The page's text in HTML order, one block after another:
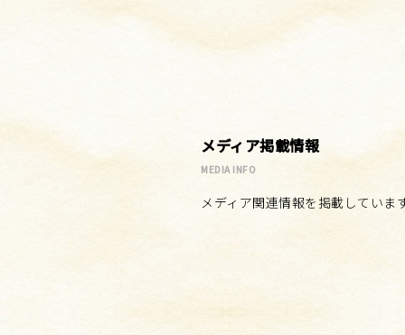
メディア掲載情報
MEDIA INFO
メディア関連情報を掲載していま